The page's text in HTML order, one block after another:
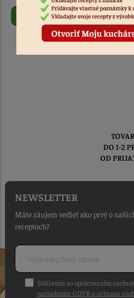
TOVAR
DO 1-2
OD PRIJATIA
NEWSLETTER
Máte záujem vedieť ako prvý o
receptoch?
Súhlasím so spracovaním
nariadením GDPR o ochrane